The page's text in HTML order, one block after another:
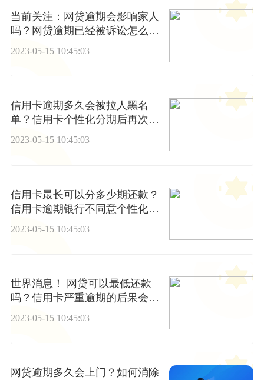
当前关注：网贷逾期会影响家人
吗？网贷逾期已经被诉讼怎么
2023-05-15 10:45:03
信用卡逾期多久会被拉人黑名
单？信用卡个性化分期后再次逾
期的后果有哪些？ 每日简讯
2023-05-15 10:45:03
信用卡最长可以分多少期还款？
信用卡逾期银行不同意个性化分
2023-05-15 10:45:03
世界消息！ 网贷可以最低还款
吗？信用卡严重逾期的后果会有
什么影响？
2023-05-15 10:45:03
网贷逾期多久会上门？如何消除